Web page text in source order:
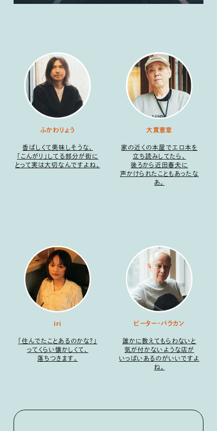
ふかわりょう
香ばしくて美味しそうな、
「こんがり」してる部分が街に
とって実は大切なんですよね。
大貫憲章
家の近くの本屋でエロ本を
立ち読みしてたら、
後ろから近田春夫に
声かけられたこともあったな
あ。
iri
「住んでたことあるのかな？」
ってくらい懐かしくて、
落ちつきます。
ピーター・バラカン
誰かに教えてもらわないと
気が付かないような店が
いっぱいあるのがいいですよ
ね。